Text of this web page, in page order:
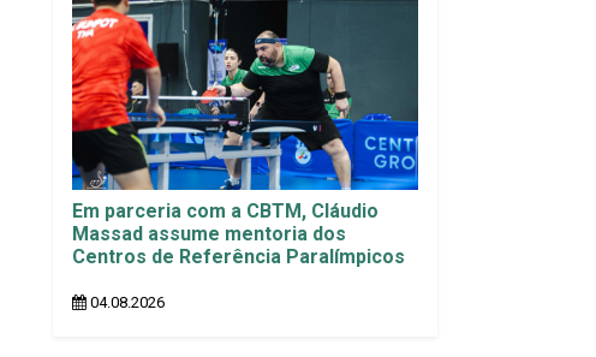
Em parceria com a CBTM, Cláudio
Massad assume mentoria dos
Centros de Referência Paralímpicos
04.08.2026